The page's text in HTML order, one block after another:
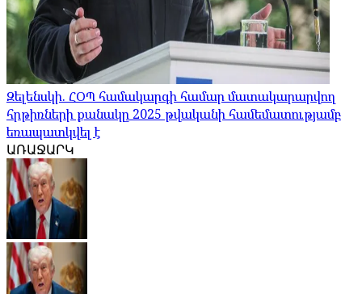
Զելենսկի. ՀՕՊ համակարգի համար մատակարարվող
հրթիռների քանակը 2025 թվականի համեմատությամբ
եռապատկվել է
ԱՌԱՋԱՐԿ